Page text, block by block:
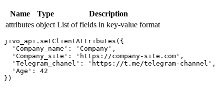
Name Type
Description
attributes object List of fields in key-value format
jivo_api.setClientAttributes({
  'Company_name': 'Company',
  'Company_site': 'https://company-site.com',
  'Telegram_chanel': 'https://t.me/telegram-channel',
  'Age': 42